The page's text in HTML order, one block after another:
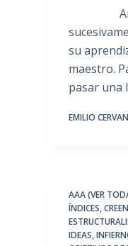
su
maestro.
pasar una
EMILIO
AAA (VER
ÍNDICES,
IDEAS,